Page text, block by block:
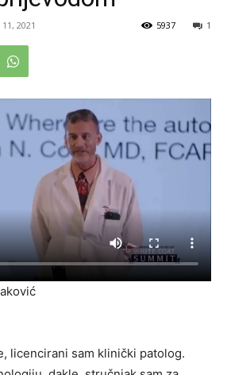
2021 1
5937
licencirani sam klinički patolog.